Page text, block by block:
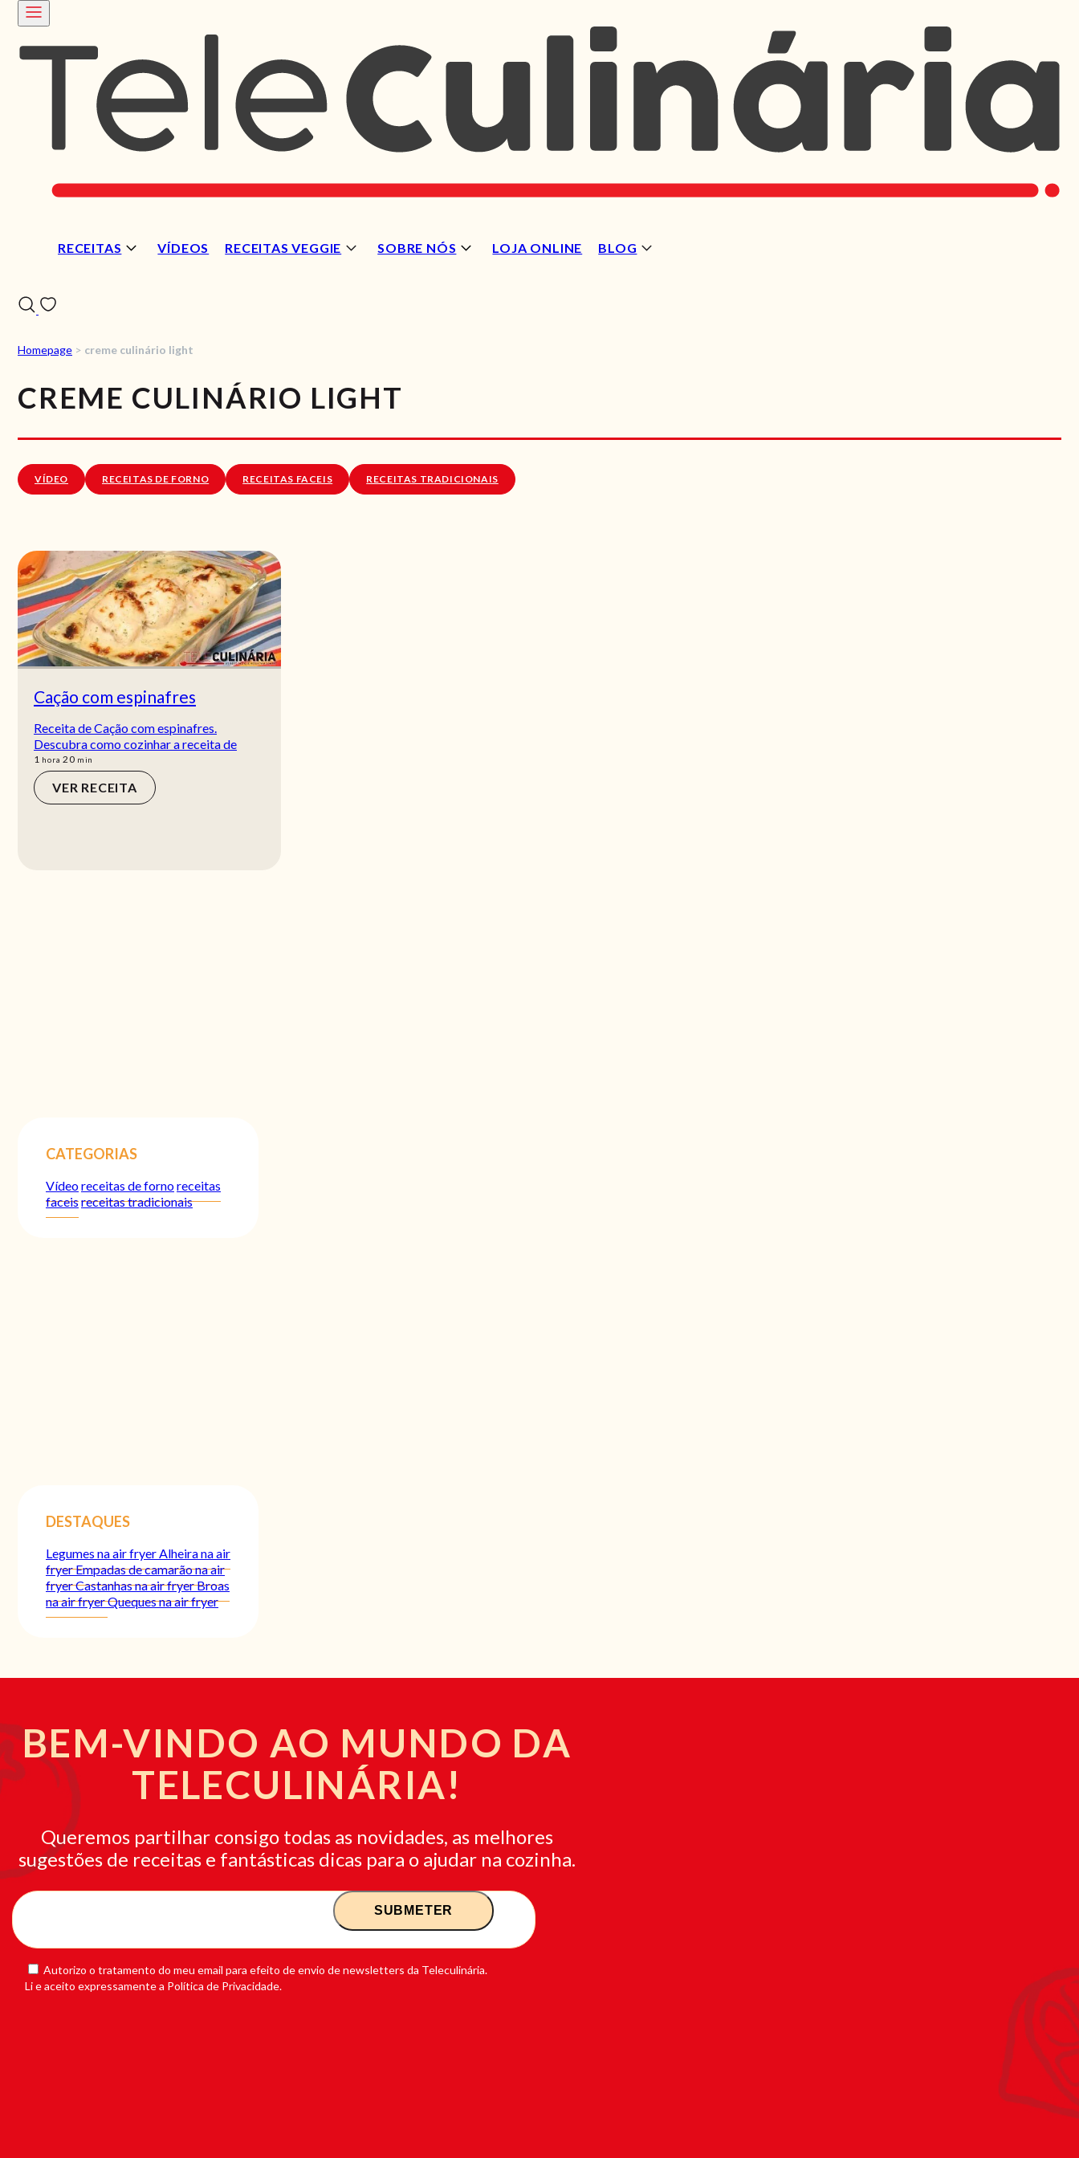
RECEITAS VÍDEOS RECEITAS VEGGIE SOBRE NÓS LOJA ONLINE BLOG
Homepage > creme culinário light
CREME CULINÁRIO LIGHT
VÍDEO RECEITAS DE FORNO RECEITAS FACEIS RECEITAS TRADICIONAIS
Cação com espinafres
Receita de Cação com espinafres.
Descubra como cozinhar a receita de
1 hora
hora 20min
min
VER RECEITA
CATEGORIAS
Vídeoreceitas de fornoreceitas
faceisreceitas tradicionais
DESTAQUES
Legumes na air fryerAlheira na air
fryerEmpadas de camarão na air
fryerCastanhas na air fryerBroas
na air fryerQueques na air fryer
BEM-VINDO AO MUNDO DA
TELECULINÁRIA!
Queremos partilhar consigo todas as novidades, as melhores
sugestões de receitas e fantásticas dicas para o ajudar na cozinha.
Autorizo o tratamento do meu email para efeito de envio de newsletters da Teleculinária.
Li e aceito expressamente a Política de Privacidade.